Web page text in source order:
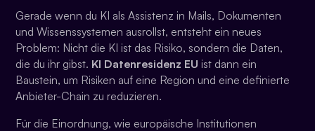
Gerade wenn du KI als Assistenz in Mails, Dokumenten
und Wissenssystemen ausrollst, entsteht ein neues
Problem: Nicht die KI ist das Risiko, sondern die Daten,
die du ihr gibst. KI Datenresidenz EU ist dann ein
Baustein, um Risiken auf eine Region und eine definierte
Anbieter-Chain zu reduzieren.
Für die Einordnung, wie europäische Institutionen